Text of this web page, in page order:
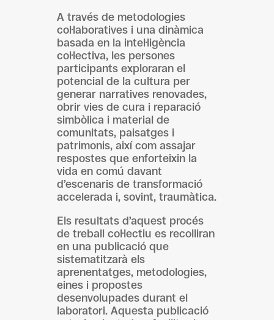
A través de metodologies
col·laboratives i una dinàmica
basada en la intel·ligència
col·lectiva, les persones
participants exploraran el
potencial de la cultura per
generar narratives renovades,
obrir vies de cura i reparació
simbòlica i material de
comunitats, paisatges i
patrimonis, així com assajar
respostes que enforteixin la
vida en comú davant
d’escenaris de transformació
accelerada i, sovint, traumàtica.
Els resultats d’aquest procés
de treball col·lectiu es recolliran
en una publicació que
sistematitzarà els
aprenentatges, metodologies,
eines i propostes
desenvolupades durant el
laboratori. Aquesta publicació